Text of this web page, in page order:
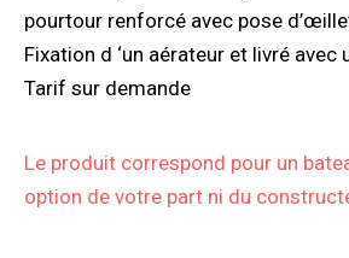
pourtour renforcé avec pose
Fixation d ‘un aérateur et livré avec
Tarif sur demande
Le produit correspond pour un
option de votre part ni du